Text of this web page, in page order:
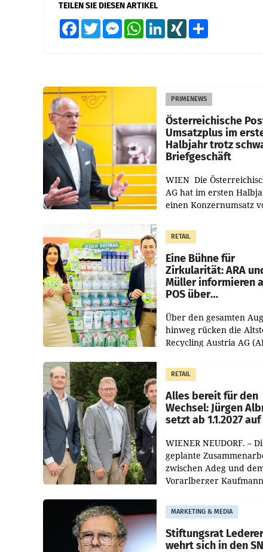
TEILEN SIE DIESEN ARTIKEL
FacebookTwitter MessengerWhatsAppLinkedInXING
PRIMENEWS
Österreichische
Umsatzplus im
Halbjahr trotz
Briefgeschäft
WIEN Die
AG hat im ersten
einen Konzernumsatz
erwirtschaftet, was
von 3,8 Prozent
dem Vergleichszeitraum
RETAIL
Eine Bühne für
Zirkularität: ARA
Müller informieren
POS über
Über den gesamten
hinweg rücken die
Recycling Austria AG
Müller die Initiative
Helden“ in allen
österreichischen Müller-
RETAIL
Alles bereit für den
Wechsel: Jürgen
setzt ab 1.1.2027
WIENER NEUDORF. –
geplante
zwischen Adeg und
Vorarlberger
freigegeben: Die
und der
MARKETING & MEDIA
Stiftungsrat Lederer
wehrt sich in den SN